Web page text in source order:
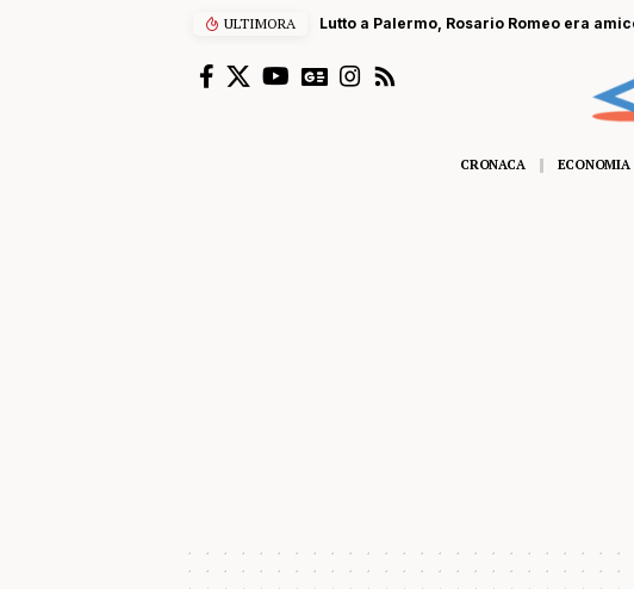
ULTIMORA Lutto a Palermo, Rosario Romeo era
CRONACA ECONOMIA